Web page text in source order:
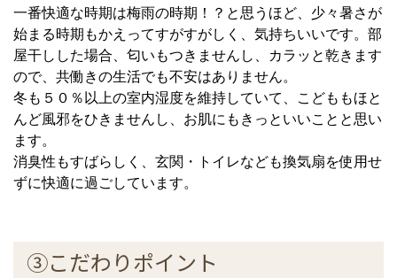
一番快適な時期は梅雨の時期！？と思うほど、少々暑さが
始まる時期もかえってすがすがしく、気持ちいいです。部
屋干しした場合、匂いもつきませんし、カラッと乾きます
ので、共働きの生活でも不安はありません。
冬も５０％以上の室内湿度を維持していて、こどももほと
んど風邪をひきませんし、お肌にもきっといいことと思い
ます。
消臭性もすばらしく、玄関・トイレなども換気扇を使用せ
ずに快適に過ごしています。
③こだわりポイント